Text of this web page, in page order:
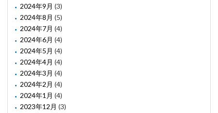
2024年9月 (3)
2024年8月 (5)
2024年7月 (4)
2024年6月 (4)
2024年5月 (4)
2024年4月 (4)
2024年3月 (4)
2024年2月 (4)
2024年1月 (4)
2023年12月 (3)